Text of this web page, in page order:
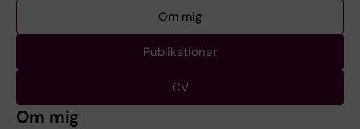
Om mig
Publikationer
CV
Om mig